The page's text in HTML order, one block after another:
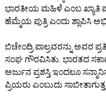
ಭಾರತೀಯ ಮಹಿಳೆ ಎಂಬ ಖ್ಯಾತಿ
ಹೆಮ್ಮೆಯ ಪುತ್ರಿ ಎಂದು ಶ್ಲಾಪಿಸಿ
ಬಿಚೇಂದ್ರಿ ಪಾಲ್ರವರನ್ನು ಅವರ
ಸಂಘ ಗೌರವಿಸಿತು. ಭಾರತದ
ಅರ್ಜುನ ಪ್ರಶಸ್ತಿ ಇಂದಲೂ
ಪ್ರಿಯರು ಎಂಬುದು